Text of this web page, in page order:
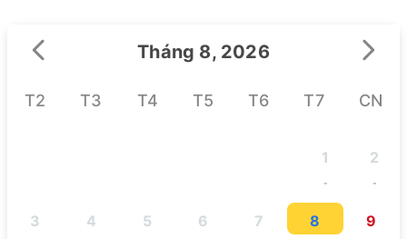
Tháng 8, 2026
T2 T3 T4 T5 T6 T7 CN
1
-
2
-
3 4 5 6 7 8 9